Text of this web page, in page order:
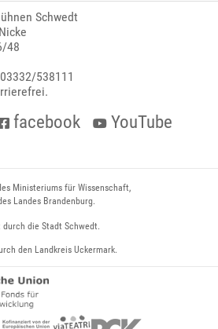
Schwedt
48
538111
facebook
YouTube
Ministeriums für Wissenschaft,
Landes Brandenburg.
die Stadt Schwedt.
den Landkreis Uckermark.